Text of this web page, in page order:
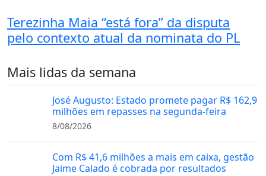
Terezinha Maia “está fora” da disputa
pelo contexto atual da nominata do PL
Mais lidas da semana
José Augusto: Estado promete pagar R$ 162,9
milhões em repasses na segunda-feira
8/08/2026
Com R$ 41,6 milhões a mais em caixa, gestão
Jaime Calado é cobrada por resultados